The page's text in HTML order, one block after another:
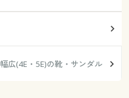
幅広(4E・5E)の靴・サンダル